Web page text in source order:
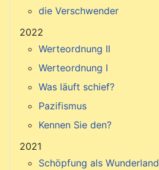
die Verschwender
2022
Werteordnung II
Werteordnung I
Was läuft schief?
Pazifismus
Kennen Sie den?
2021
Schöpfung als Wunderland